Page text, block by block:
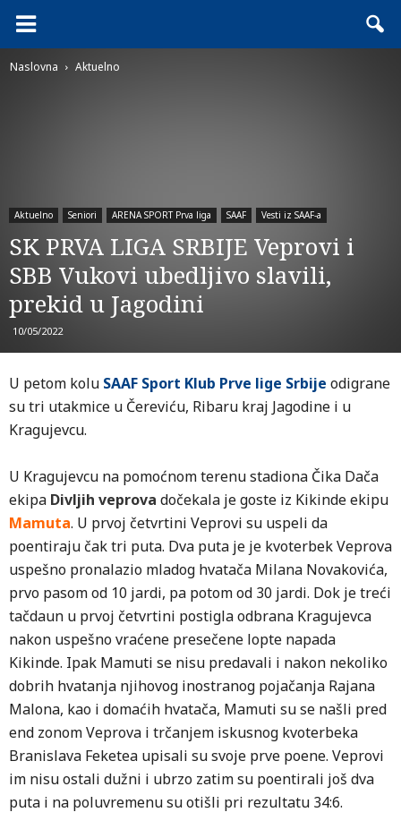
Naslovna Aktuelno
Aktuelno Seniori ARENA SPORT Prva liga SAAF Vesti iz SAAF-a
SK PRVA LIGA SRBIJE Veprovi i
SBB Vukovi ubedljivo slavili,
prekid u Jagodini
10/05/2022
U petom kolu SAAF Sport Klub Prve lige Srbije odigrane
su tri utakmice u Čereviću, Ribaru kraj Jagodine i u
Kragujevcu.
U Kragujevcu na pomoćnom terenu stadiona Čika Dača
ekipa Divljih veprova dočekala je goste iz Kikinde ekipu
Mamuta. U prvoj četvrtini Veprovi su uspeli da
poentiraju čak tri puta. Dva puta je je kvoterbek Veprova
uspešno pronalazio mladog hvatača Milana Novakovića,
prvo pasom od 10 jardi, pa potom od 30 jardi. Dok je treći
tačdaun u prvoj četvrtini postigla odbrana Kragujevca
nakon uspešno vraćene presečene lopte napada
Kikinde. Ipak Mamuti se nisu predavali i nakon nekoliko
dobrih hvatanja njihovog inostranog pojačanja Rajana
Malona, kao i domaćih hvatača, Mamuti su se našli pred
end zonom Veprova i trčanjem iskusnog kvoterbeka
Branislava Feketea upisali su svoje prve poene. Veprovi
im nisu ostali dužni i ubrzo zatim su poentirali još dva
puta i na poluvremenu su otišli pri rezultatu 34:6.